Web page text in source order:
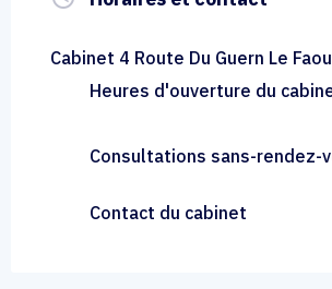
Cabinet 4 Route Du Guern Le Faou
Heures d'ouverture du
Consultations sans-rendez-
Contact du cabinet